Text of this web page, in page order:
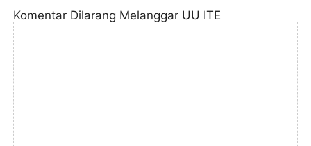
Komentar Dilarang Melanggar UU ITE